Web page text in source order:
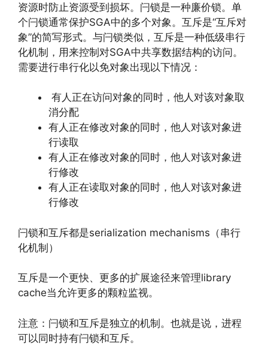
资源时防止资源受到损坏。闩锁是一种廉价锁。单
个闩锁通常保护SGA中的多个对象。互斥是“互斥对
象”的简写形式。与闩锁类似，互斥是一种低级串行
化机制，用来控制对SGA中共享数据结构的访问。
需要进行串行化以免对象出现以下情况：
有人正在访问对象的同时，他人对该对象取
消分配
有人正在修改对象的同时，他人对该对象进
行读取
有人正在修改对象的同时，他人对该对象进
行修改
有人正在读取对象的同时，他人对该对象进
行修改
闩锁和互斥都是serialization mechanisms（串行
化机制）
互斥是一个更快、更多的扩展途径来管理library
cache当允许更多的颗粒监视。
注意：闩锁和互斥是独立的机制。也就是说，进程
可以同时持有闩锁和互斥。